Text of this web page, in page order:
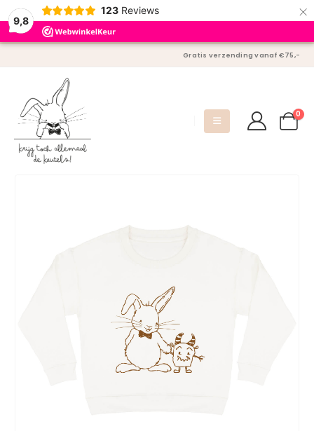
9,8
123 Reviews ×
Gratis verzending vanaf €75,-
0